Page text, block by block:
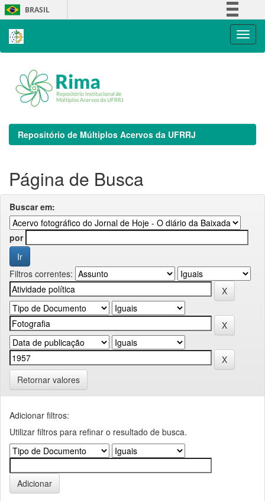
Skip
navigation
BRASIL
Repositório de Múltiplos Acervos da UFRRJ
Página de Busca
Buscar em:
por
Filtros correntes:
Retornar valores
Adicionar filtros:
Utilizar filtros para refinar o resultado de busca.